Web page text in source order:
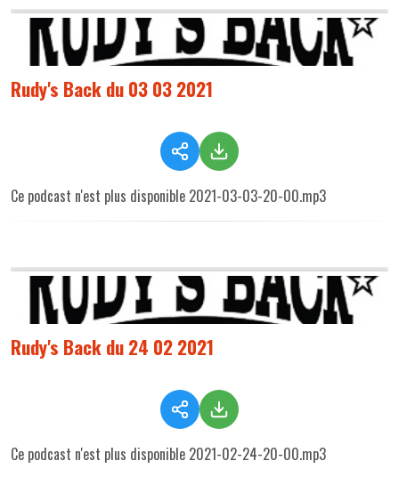
Rudy's Back du 03 03 2021
Ce podcast n'est plus disponible 2021-03-03-20-00.mp3
Rudy's Back du 24 02 2021
Ce podcast n'est plus disponible 2021-02-24-20-00.mp3